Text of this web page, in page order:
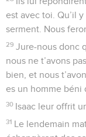
est avec toi. Qu’il
serment. Nous
29 Jure-nous donc
nous ne t’avons
bien, et nous
es un homme béni
30 Isaac leur offrit
31 Le lendemain